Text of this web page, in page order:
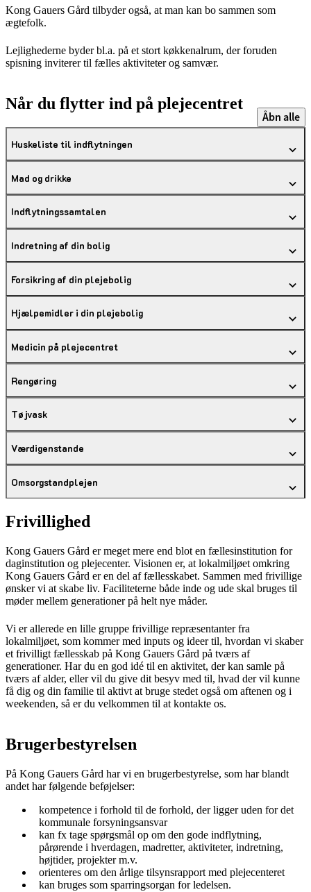
Kong Gauers Gård tilbyder også, at man kan bo sammen som
ægtefolk.
Lejlighederne byder bl.a. på et stort køkkenalrum, der foruden
spisning inviterer til fælles aktiviteter og samvær.
Når du flytter ind på plejecentret
Åbn alle
Huskeliste til indflytningen
Mad og drikke
Indflytningssamtalen
Indretning af din bolig
Forsikring af din plejebolig
Hjælpemidler i din plejebolig
Medicin på plejecentret
Rengøring
Tøjvask
Værdigenstande
Omsorgstandplejen
Frivillighed
Kong Gauers Gård er meget mere end blot en fællesinstitution for
daginstitution og plejecenter. Visionen er, at lokalmiljøet omkring
Kong Gauers Gård er en del af fællesskabet. Sammen med frivillige
ønsker vi at skabe liv. Faciliteterne både inde og ude skal bruges til
møder mellem generationer på helt nye måder.
Vi er allerede en lille gruppe frivillige repræsentanter fra
lokalmiljøet, som kommer med inputs og ideer til, hvordan vi skaber
et frivilligt fællesskab på Kong Gauers Gård på tværs af
generationer. Har du en god idé til en aktivitet, der kan samle på
tværs af alder, eller vil du give dit besyv med til, hvad der vil kunne
få dig og din familie til aktivt at bruge stedet også om aftenen og i
weekenden, så er du velkommen til at kontakte os.
Brugerbestyrelsen
På Kong Gauers Gård har vi en brugerbestyrelse, som har blandt
andet har følgende beføjelser:
kompetence i forhold til de forhold, der ligger uden for det
kommunale forsyningsansvar
kan fx tage spørgsmål op om den gode indflytning,
pårørende i hverdagen, madretter, aktiviteter, indretning,
højtider, projekter m.v.
orienteres om den årlige tilsynsrapport med plejecenteret
kan bruges som sparringsorgan for ledelsen.